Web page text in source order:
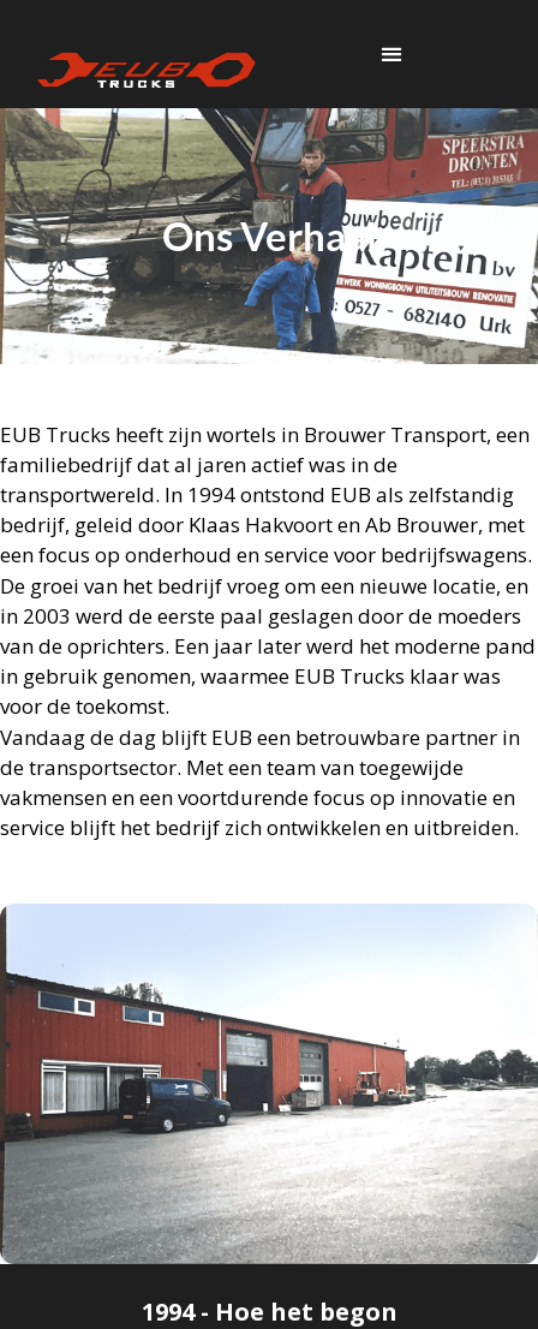
Ons Verhaal
EUB Trucks heeft zijn wortels in Brouwer Transport, een
familiebedrijf dat al jaren actief was in de
transportwereld. In 1994 ontstond EUB als zelfstandig
bedrijf, geleid door Klaas Hakvoort en Ab Brouwer, met
een focus op onderhoud en service voor bedrijfswagens.
De groei van het bedrijf vroeg om een nieuwe locatie, en
in 2003 werd de eerste paal geslagen door de moeders
van de oprichters. Een jaar later werd het moderne pand
in gebruik genomen, waarmee EUB Trucks klaar was
voor de toekomst.
Vandaag de dag blijft EUB een betrouwbare partner in
de transportsector. Met een team van toegewijde
vakmensen en een voortdurende focus op innovatie en
service blijft het bedrijf zich ontwikkelen en uitbreiden.
1994 - Hoe het begon